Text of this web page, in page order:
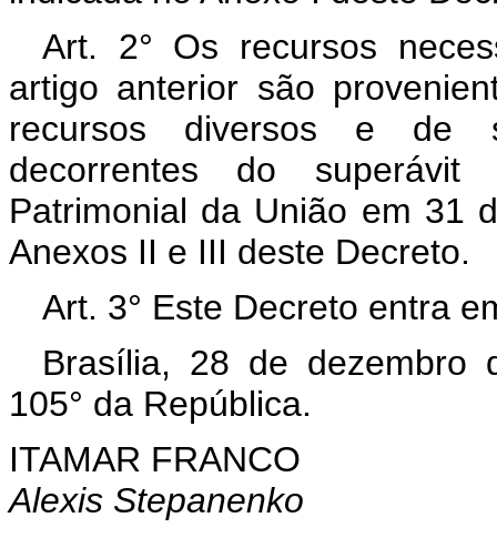
Art. 2° Os recursos
artigo anterior são
recursos diversos e de
decorrentes do superávit
Patrimonial da União em 31
Anexos II e III deste Decreto.
Art. 3° Este Decreto entra
Brasília, 28 de dezembro
105° da República.
ITAMAR FRANCO
Alexis Stepanenko